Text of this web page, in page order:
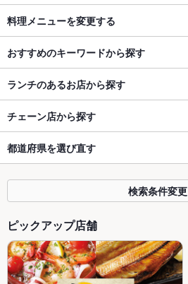
料理メニューを変更する
おすすめのキーワードから探す
ランチのあるお店から探す
チェーン店から探す
都道府県を選び直す
検索条件変更
ピックアップ店舗